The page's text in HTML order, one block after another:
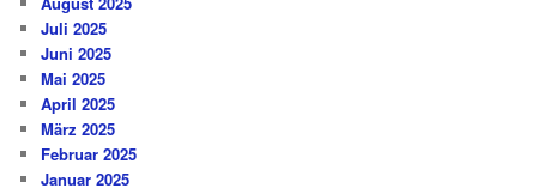
Juli 2025
Juni 2025
Mai 2025
April 2025
März 2025
Februar 2025
Januar 2025